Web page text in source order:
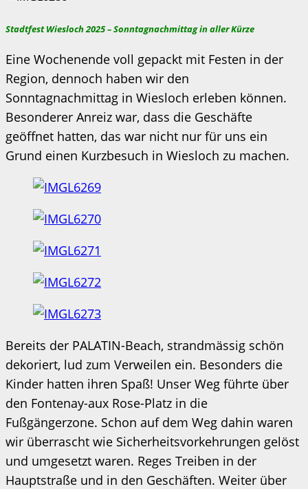
Stadtfest Wiesloch 2025 – Sonntagnachmittag in aller Kürze
Eine Wochenende voll gepackt mit Festen in der
Region, dennoch haben wir den
Sonntagnachmittag in Wiesloch erleben können.
Besonderer Anreiz war, dass die Geschäfte
geöffnet hatten, das war nicht nur für uns ein
Grund einen Kurzbesuch in Wiesloch zu machen.
Bereits der PALATIN-Beach, strandmässig schön
dekoriert, lud zum Verweilen ein. Besonders die
Kinder hatten ihren Spaß! Unser Weg führte über
den Fontenay-aux Rose-Platz in die
Fußgängerzone. Schon auf dem Weg dahin waren
wir überrascht wie Sicherheitsvorkehrungen gelöst
und umgesetzt waren. Reges Treiben in der
Hauptstraße und in den Geschäften. Weiter über